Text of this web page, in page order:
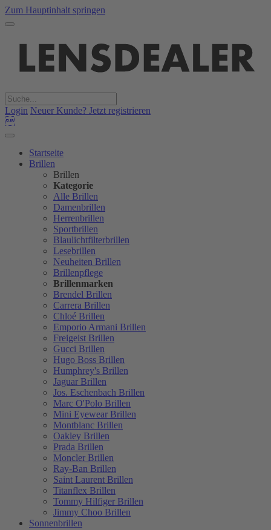
Zum Hauptinhalt springen
Login Neuer Kunde? Jetzt registrieren

Startseite
Brillen
Brillen
Kategorie
Alle Brillen
Damenbrillen
Herrenbrillen
Sportbrillen
Blaulichtfilterbrillen
Lesebrillen
Neuheiten Brillen
Brillenpflege
Brillenmarken
Brendel Brillen
Carrera Brillen
Chloé Brillen
Emporio Armani Brillen
Freigeist Brillen
Gucci Brillen
Hugo Boss Brillen
Humphrey's Brillen
Jaguar Brillen
Jos. Eschenbach Brillen
Marc O'Polo Brillen
Mini Eyewear Brillen
Montblanc Brillen
Oakley Brillen
Prada Brillen
Moncler Brillen
Ray-Ban Brillen
Saint Laurent Brillen
Titanflex Brillen
Tommy Hilfiger Brillen
Jimmy Choo Brillen
Sonnenbrillen